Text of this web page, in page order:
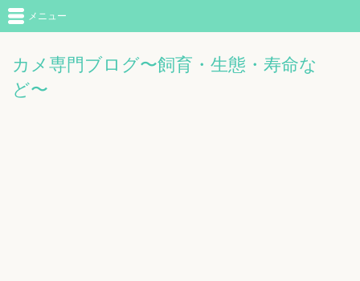
カメ専門ブログ〜飼育・生態・寿命な
ど〜
メニュー